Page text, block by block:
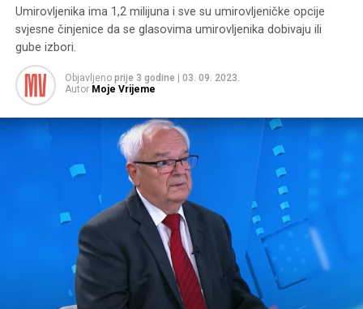
Umirovljenika ima 1,2 milijuna i sve su umirovljeničke opcije
svjesne činjenice da se glasovima umirovljenika dobivaju ili
gube izbori.
Objavljeno prije 3 godine
03. 09. 2023.
Autor Moje Vrijeme